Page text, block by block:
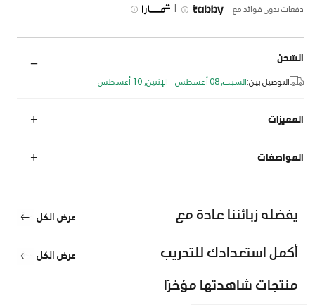
دفعات بدون فوائد مع |
الشحن
التوصيل بين:السبت, 08 أغسطس - الإثنين, 10 أغسطس
المميزات
المواصفات
يفضله زبائننا عادة مع عرض الكل
أكمل استعدادك للتدريب عرض الكل
منتجات شاهدتها مؤخرًا